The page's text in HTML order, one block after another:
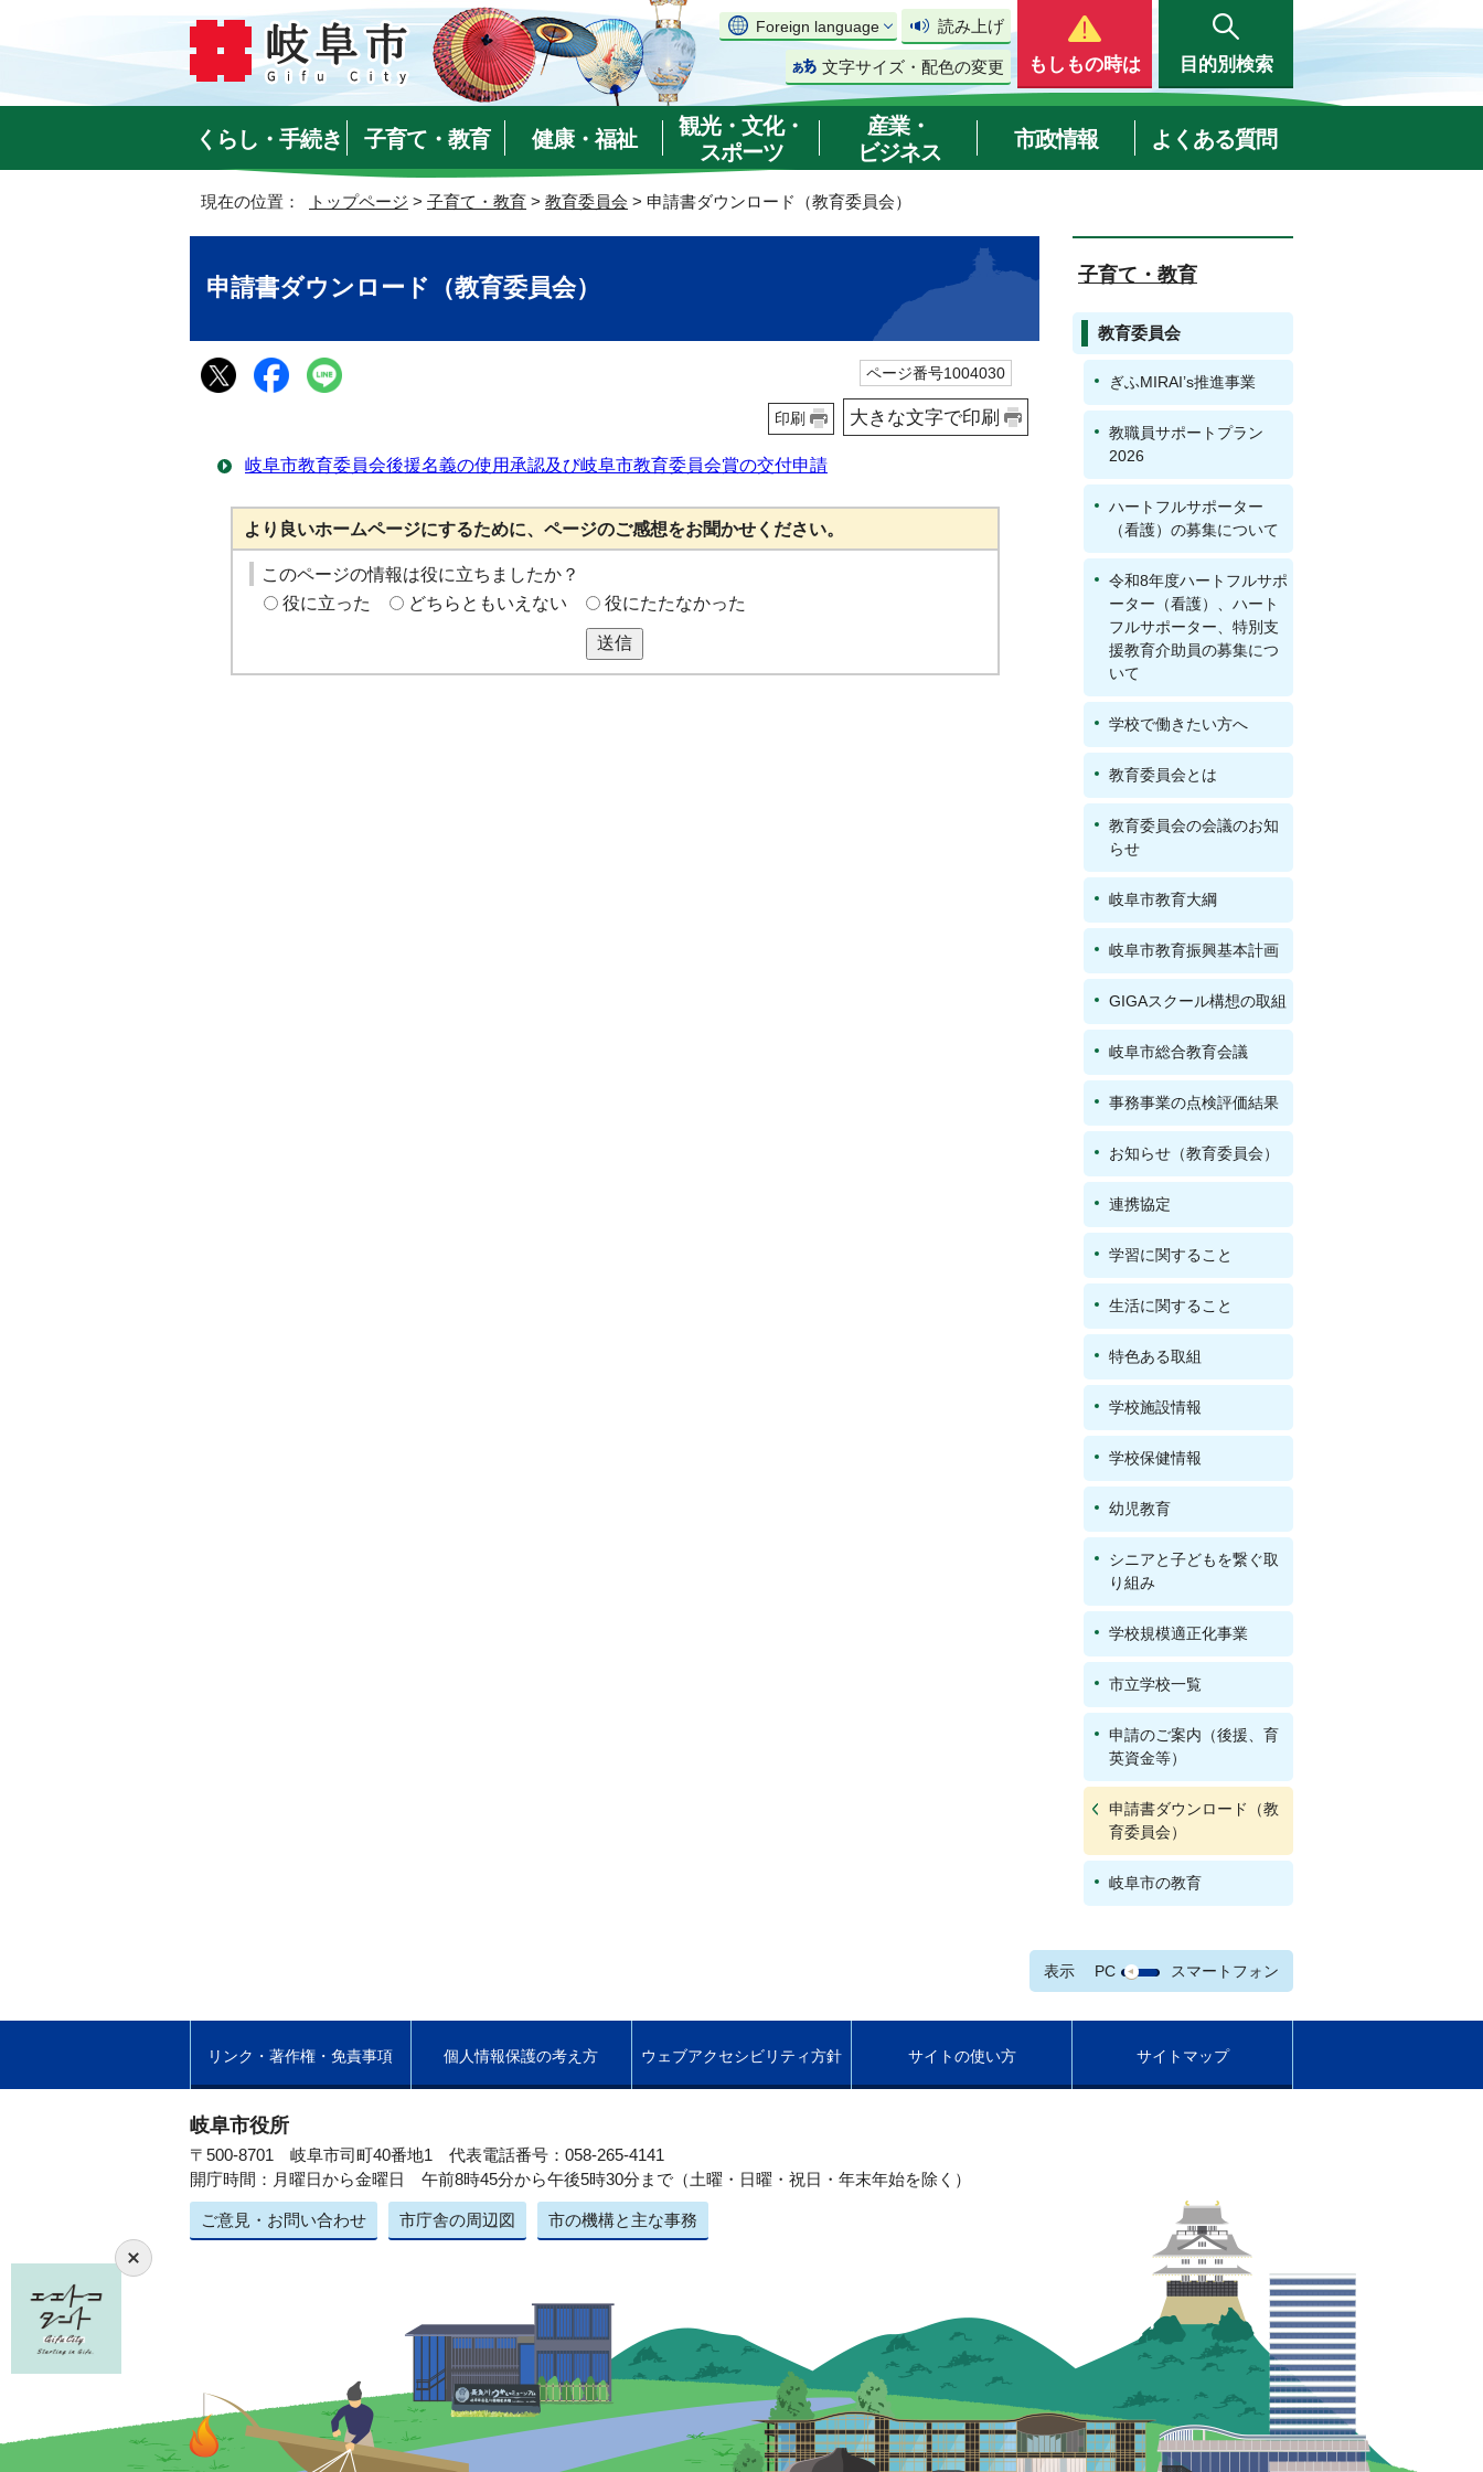
Foreign language 読み上げ
文字サイズ・配色の変更 もしもの時は 目的別検索
くらし・手続き 子育て・教育 健康・福祉
観光・文化・
スポーツ
産業・
ビジネス
市政情報 よくある質問
現在の位置： トップページ > 子育て・教育 > 教育委員会 > 申請書ダウンロード（教育委員会）
申請書ダウンロード（教育委員会）
ページ番号1004030
印刷 大きな文字で印刷
岐阜市教育委員会後援名義の使用承認及び岐阜市教育委員会賞の交付申請
より良いホームページにするために、ページのご感想をお聞かせください。
このページの情報は役に立ちましたか？
役に立った
どちらともいえない 役にたたなかった
送信
子育て・教育
教育委員会
ぎふMIRAI’s推進事業
教職員サポートプラン
2026
ハートフルサポーター
（看護）の募集について
令和8年度ハートフルサポ
ーター（看護）、ハート
フルサポーター、特別支
援教育介助員の募集につ
いて
学校で働きたい方へ
教育委員会とは
教育委員会の会議のお知
らせ
岐阜市教育大綱
岐阜市教育振興基本計画
GIGAスクール構想の取組
岐阜市総合教育会議
事務事業の点検評価結果
お知らせ（教育委員会）
連携協定
学習に関すること
生活に関すること
特色ある取組
学校施設情報
学校保健情報
幼児教育
シニアと子どもを繋ぐ取
り組み
学校規模適正化事業
市立学校一覧
申請のご案内（後援、育
英資金等）
申請書ダウンロード（教
育委員会）
岐阜市の教育
表示 PC スマートフォン
リンク・著作権・免責事項 個人情報保護の考え方 ウェブアクセシビリティ方針 サイトの使い方 サイトマップ
岐阜市役所
〒500-8701 岐阜市司町40番地1 代表電話番号：058-265-4141
開庁時間：月曜日から金曜日 午前8時45分から午後5時30分まで（土曜・日曜・祝日・年末年始を除く）
ご意見・お問い合わせ 市庁舎の周辺図 市の機構と主な事務